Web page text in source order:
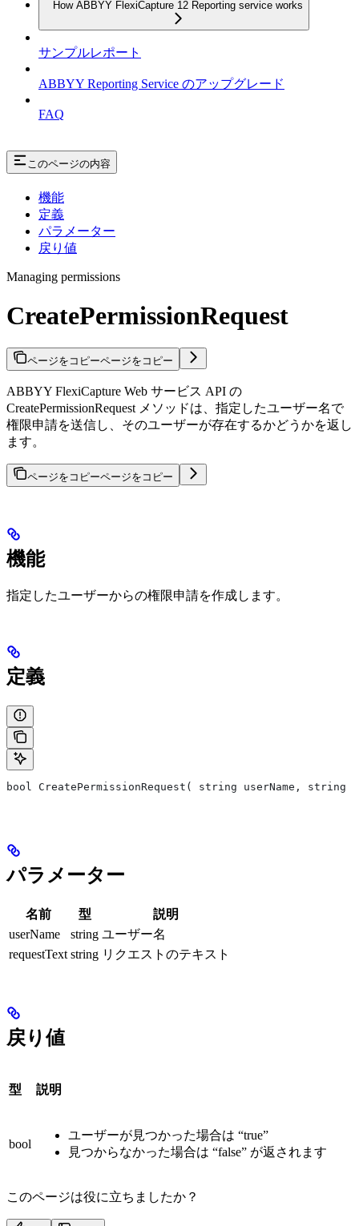
How ABBYY FlexiCapture 12 Reporting service works
サンプルレポート
ABBYY Reporting Service のアップグレード
FAQ
このページの内容
機能
定義
パラメーター
戻り値
Managing permissions
CreatePermissionRequest
ページをコピーページをコピー
ABBYY FlexiCapture Web サービス API の
CreatePermissionRequest メソッドは、指定したユーザー名で
権限申請を送信し、そのユーザーが存在するかどうかを返し
ます。
ページをコピーページをコピー
機能
指定したユーザーからの権限申請を作成します。
定義
bool CreatePermissionRequest( string userName, string
パラメーター
名前 型
説明
userName
string ユーザー名
requestText string リクエストのテキスト
戻り値
型 説明
bool
ユーザーが見つかった場合は “true”
見つからなかった場合は “false” が返されます
このページは役に立ちましたか？